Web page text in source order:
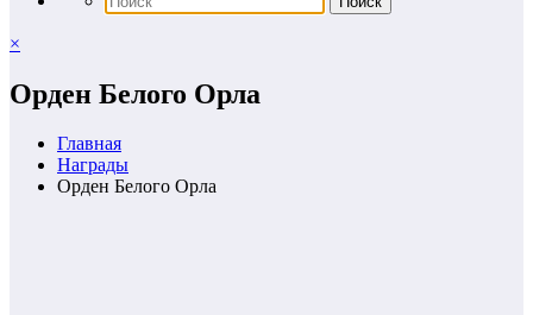
×
Орден Белого Орла
Главная
Награды
Орден Белого Орла